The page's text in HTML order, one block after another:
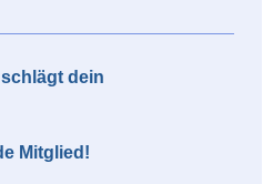
dein
Mitglied!